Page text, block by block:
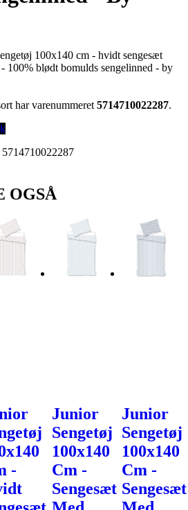
100x140 cm - hvidt sengesæt
100% blødt bomulds sengelinned - by
har varenummeret 5714710022287.
5714710022287
OGSÅ
-
Junior
Sengetøj
100x140
Cm -
Sengesæt
Junior
Sengetøj
100x140
Cm -
Sengesæt